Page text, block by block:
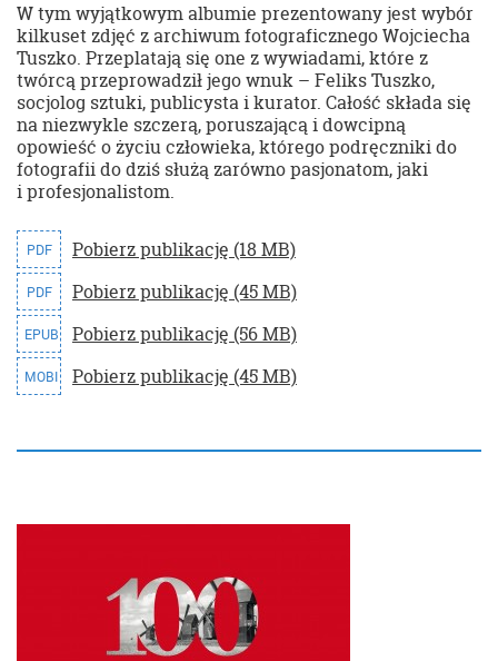
W tym wyjątkowym albumie prezentowany jest wybór
kilkuset zdjęć z archiwum fotograficznego Wojciecha
Tuszko. Przeplatają się one z wywiadami, które z
twórcą przeprowadził jego wnuk – Feliks Tuszko,
socjolog sztuki, publicysta i kurator. Całość składa się
na niezwykle szczerą, poruszającą i dowcipną
opowieść o życiu człowieka, którego podręczniki do
fotografii do dziś służą zarówno pasjonatom, jaki
i profesjonalistom.
PDF Pobierz publikację (18 MB)
PDF Pobierz publikację (45 MB)
EPUB Pobierz publikację (56 MB)
MOBI Pobierz publikację (45 MB)